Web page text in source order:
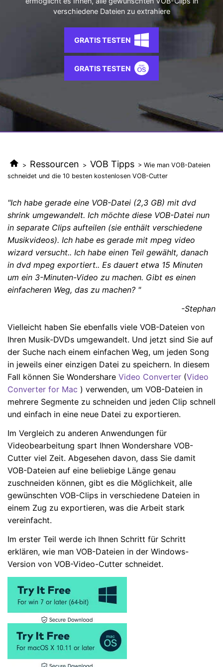
KI-Porträt
AI
Soziale Medien
Eine vollständige Liste der unterstützten Formate, Geräte
Die neuesten Produktnachrichten und Updates.
Ihr bester Video Converter
Der umfassende, verlustfreie und sichere Video Converter
mit hoher Geschwindigkeit.
JETZT KAUFEN Anmelden
verschiedene Dateien zu extrahiere
GRATIS TESTEN
GRATIS TESTEN
> Ressourcen > VOB Tipps > Wie man VOB-Dateien
schneidet und die 10 besten kostenlosen VOB-Cutter
"Ich habe gerade eine VOB-Datei (2,3 GB) mit dvd
shrink umgewandelt. Ich möchte diese VOB-Datei nun
in separate Clips aufteilen (sie enthält verschiedene
Musikvideos). Ich habe es gerade mit mpeg video
wizard versucht.. Ich habe einen Teil gewählt, danach
in dvd mpeg exportiert.. Es dauert etwa 15 Minuten
um ein 3-Minuten-Video zu machen. Gibt es einen
einfacheren Weg, das zu machen? "
-Stephan
Vielleicht haben Sie ebenfalls viele VOB-Dateien von
Ihren Musik-DVDs umgewandelt. Und jetzt sind Sie auf
der Suche nach einem einfachen Weg, um jeden Song
in jeweils einer einzigen Datei zu speichern. In diesem
Fall können Sie Wondershare Video Converter (Video
Converter for Mac ) verwenden, um VOB-Dateien in
mehrere Segmente zu schneiden und jeden Clip schnell
und einfach in eine neue Datei zu exportieren.
Im Vergleich zu anderen Anwendungen für
Videobearbeitung spart Ihnen Wondershare VOB-
Cutter viel Zeit. Abgesehen davon, dass Sie damit
VOB-Dateien auf eine beliebige Länge genau
zuschneiden können, gibt es die Möglichkeit, alle
gewünschten VOB-Clips in verschiedene Dateien in
einem Zug zu exportieren, was die Arbeit stark
vereinfacht.
Im erster Teil werde ich Ihnen Schritt für Schritt
erklären, wie man VOB-Dateien in der Windows-
Version von VOB-Video-Cutter schneidet.